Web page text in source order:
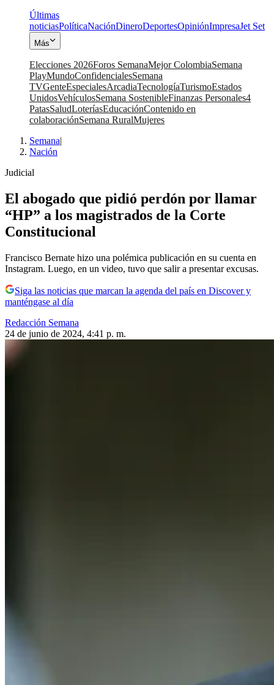
Últimas
noticiasPolíticaNaciónDineroDeportesOpiniónImpresaJet Set
Más
Elecciones 2026Foros SemanaMejor ColombiaSemana
PlayMundoConfidencialesSemana
TVGenteEspecialesArcadiaTecnologíaTurismoEstados
UnidosVehículosSemana SostenibleFinanzas Personales4
PatasSaludLoteríasEducaciónContenido en
colaboraciónSemana RuralMujeres
Semana|
Nación
Judicial
El abogado que pidió perdón por llamar
“HP” a los magistrados de la Corte
Constitucional
Francisco Bernate hizo una polémica publicación en su cuenta en
Instagram. Luego, en un video, tuvo que salir a presentar excusas.
Siga las noticias que marcan la agenda del país en Discover y
manténgase al día
Redacción Semana
24 de junio de 2024, 4:41 p. m.